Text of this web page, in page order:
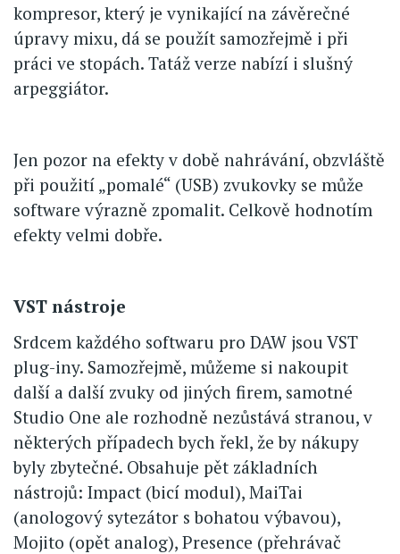
kompresor, který je vynikající na závěrečné
úpravy mixu, dá se použít samozřejmě i při
práci ve stopách. Tatáž verze nabízí i slušný
arpeggiátor.
Jen pozor na efekty v době nahrávání, obzvláště
při použití „pomalé“ (USB) zvukovky se může
software výrazně zpomalit. Celkově hodnotím
efekty velmi dobře.
VST nástroje
Srdcem každého softwaru pro DAW jsou VST
plug-iny. Samozřejmě, můžeme si nakoupit
další a další zvuky od jiných firem, samotné
Studio One ale rozhodně nezůstává stranou, v
některých případech bych řekl, že by nákupy
byly zbytečné. Obsahuje pět základních
nástrojů: Impact (bicí modul), MaiTai
(anologový sytezátor s bohatou výbavou),
Mojito (opět analog), Presence (přehrávač